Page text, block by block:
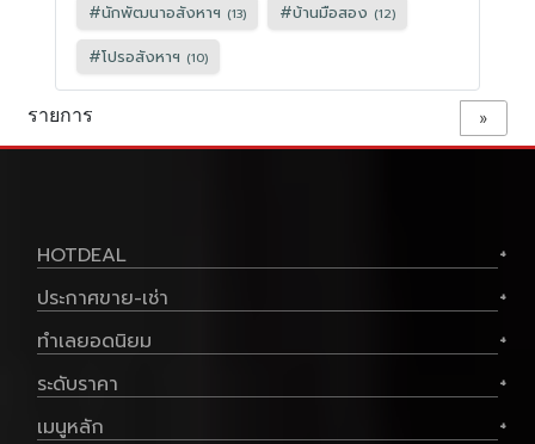
#นักพัฒนาอสังหาฯ (13) #บ้านมือสอง (12)
#โปรอสังหาฯ (10)
รายการ »
HOTDEAL +
ประกาศขาย-เช่า +
ทำเลยอดนิยม +
ระดับราคา +
เมนูหลัก +